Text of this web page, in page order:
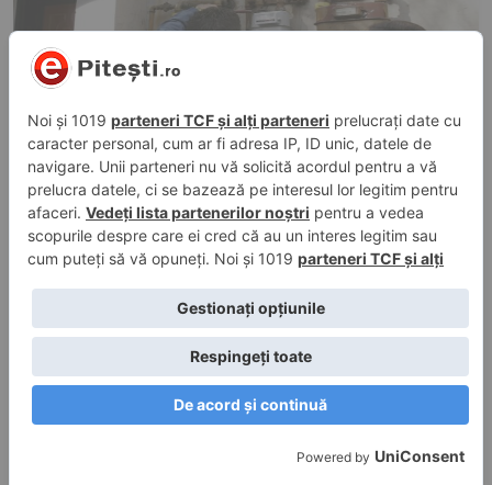
28 iul. 2026, 14:07înSocial,Știri
Pitești: 584 de clienți au rămas fără gaze
naturale. Când va fi reluată alimentarea